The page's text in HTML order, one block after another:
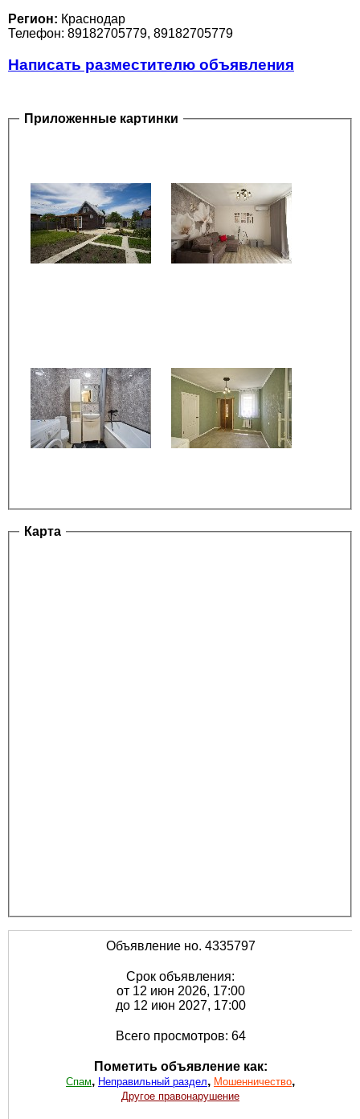
Регион: Краснодар
Телефон: 89182705779, 89182705779
Написать разместителю объявления
Приложенные картинки
Карта
Объявление но. 4335797
Срок объявления:
от 12 июн 2026, 17:00
до 12 июн 2027, 17:00
Всего просмотров: 64
Пометить объявление как:
Спам, Неправильный раздел, Мошенничество,
Другое правонарушение